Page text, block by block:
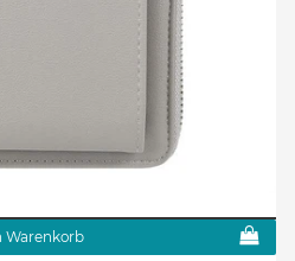
Warenkorb